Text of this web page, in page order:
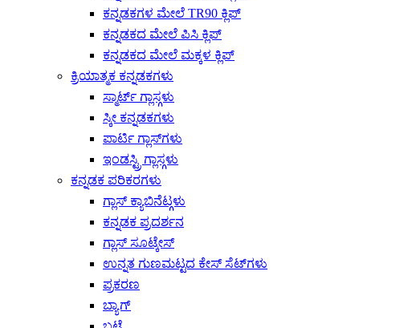
ಕನ್ನಡಕಗಳ ಮೇಲೆ TR90 ಕ್ಲಿಪ್
ಕನ್ನಡಕದ ಮೇಲೆ ಪಿಸಿ ಕ್ಲಿಪ್
ಕನ್ನಡಕದ ಮೇಲೆ ಮಕ್ಕಳ ಕ್ಲಿಪ್
ಕ್ರಿಯಾತ್ಮಕ ಕನ್ನಡಕಗಳು
ಸ್ಮಾರ್ಟ್ ಗ್ಲಾಸ್ಗಳು
ಸ್ಕೀ ಕನ್ನಡಕಗಳು
ಪಾರ್ಟಿ ಗ್ಲಾಸ್‌ಗಳು
ಇಂಡಸ್ಟ್ರಿ ಗ್ಲಾಸ್ಗಳು
ಕನ್ನಡಕ ಪರಿಕರಗಳು
ಗ್ಲಾಸ್ ಕ್ಯಾಬಿನೆಟ್ಗಳು
ಕನ್ನಡಕ ಪ್ರದರ್ಶನ
ಗ್ಲಾಸ್ ಸೂಟ್ಕೇಸ್
ಉನ್ನತ ಗುಣಮಟ್ಟದ ಕೇಸ್ ಸೆಟ್‌ಗಳು
ಪ್ರಕರಣ
ಬ್ಯಾಗ್